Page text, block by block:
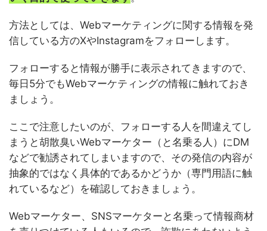
方法としては、Webマーケティングに関する情報を発
信している方のXやInstagramをフォローします。
フォローすると情報が勝手に表示されてきますので、
毎日5分でもWebマーケティングの情報に触れておき
ましょう。
ここで注意したいのが、フォローする人を間違えてし
まうと胡散臭いWebマーケター（と名乗る人）にDM
などで勧誘されてしまいますので、その発信の内容が
抽象的ではなく具体的であるかどうか（専門用語に触
れているなど）を確認しておきましょう。
Webマーケター、SNSマーケターと名乗って情報商材